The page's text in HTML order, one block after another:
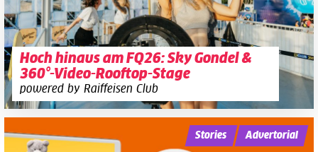
Hoch hinaus am FQ26: Sky Gondel &
360°-Video-Rooftop-Stage
powered by Raiffeisen Club
Stories Advertorial